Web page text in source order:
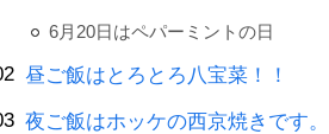
6月20日はペパーミントの日
昼ご飯はとろとろ八宝菜！！
夜ご飯はホッケの西京焼きです。